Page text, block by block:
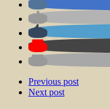
Previous post
Next post